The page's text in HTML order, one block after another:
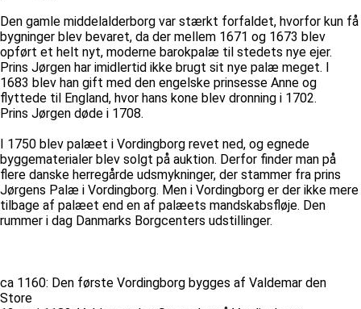
Den gamle middelalderborg var stærkt forfaldet, hvorfor kun få
bygninger blev bevaret, da der mellem 1671 og 1673 blev
opført et helt nyt, moderne barokpalæ til stedets nye ejer.
Prins Jørgen har imidlertid ikke brugt sit nye palæ meget. I
1683 blev han gift med den engelske prinsesse Anne og
flyttede til England, hvor hans kone blev dronning i 1702.
Prins Jørgen døde i 1708.
I 1750 blev palæet i Vordingborg revet ned, og egnede
byggematerialer blev solgt på auktion. Derfor finder man på
flere danske herregårde udsmykninger, der stammer fra prins
Jørgens Palæ i Vordingborg. Men i Vordingborg er der ikke mere
tilbage af palæet end en af palæets mandskabsfløje. Den
rummer i dag Danmarks Borgcenters udstillinger.
ca 1160: Den første Vordingborg bygges af Valdemar den
Store